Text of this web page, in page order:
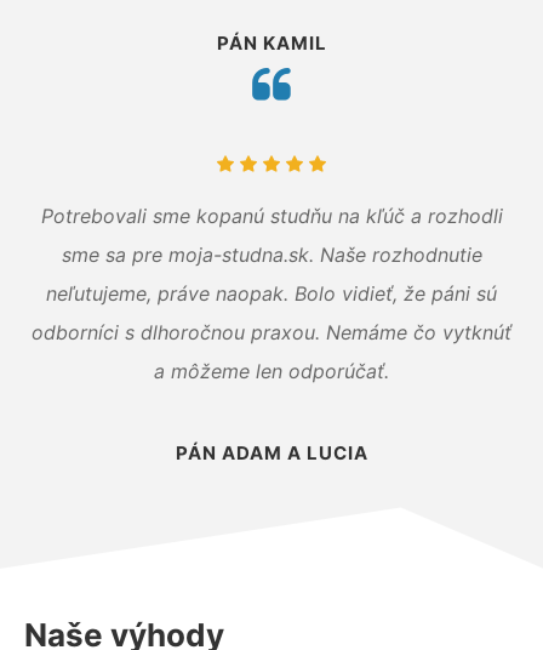
PÁN KAMIL
Potrebovali sme kopanú studňu na kľúč a rozhodli
sme sa pre moja-studna.sk. Naše rozhodnutie
neľutujeme, práve naopak. Bolo vidieť, že páni sú
odborníci s dlhoročnou praxou. Nemáme čo vytknúť
a môžeme len odporúčať.
PÁN ADAM A LUCIA
Naše výhody